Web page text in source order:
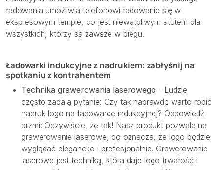
ładowania umożliwia telefonowi ładowanie się w
ekspresowym tempie, co jest niewątpliwym atutem dla
wszystkich, którzy są zawsze w biegu.
Ładowarki indukcyjne z nadrukiem: zabłyśnij na
spotkaniu z kontrahentem
Technika grawerowania laserowego - Ludzie
często zadają pytanie: Czy tak naprawdę warto robić
nadruk logo na ładowarce indukcyjnej? Odpowiedź
brzmi: Oczywiście, że tak! Nasz produkt pozwala na
grawerowanie laserowe, co oznacza, że logo będzie
wyglądać elegancko i profesjonalnie. Grawerowanie
laserowe jest techniką, która daje logo trwałość i